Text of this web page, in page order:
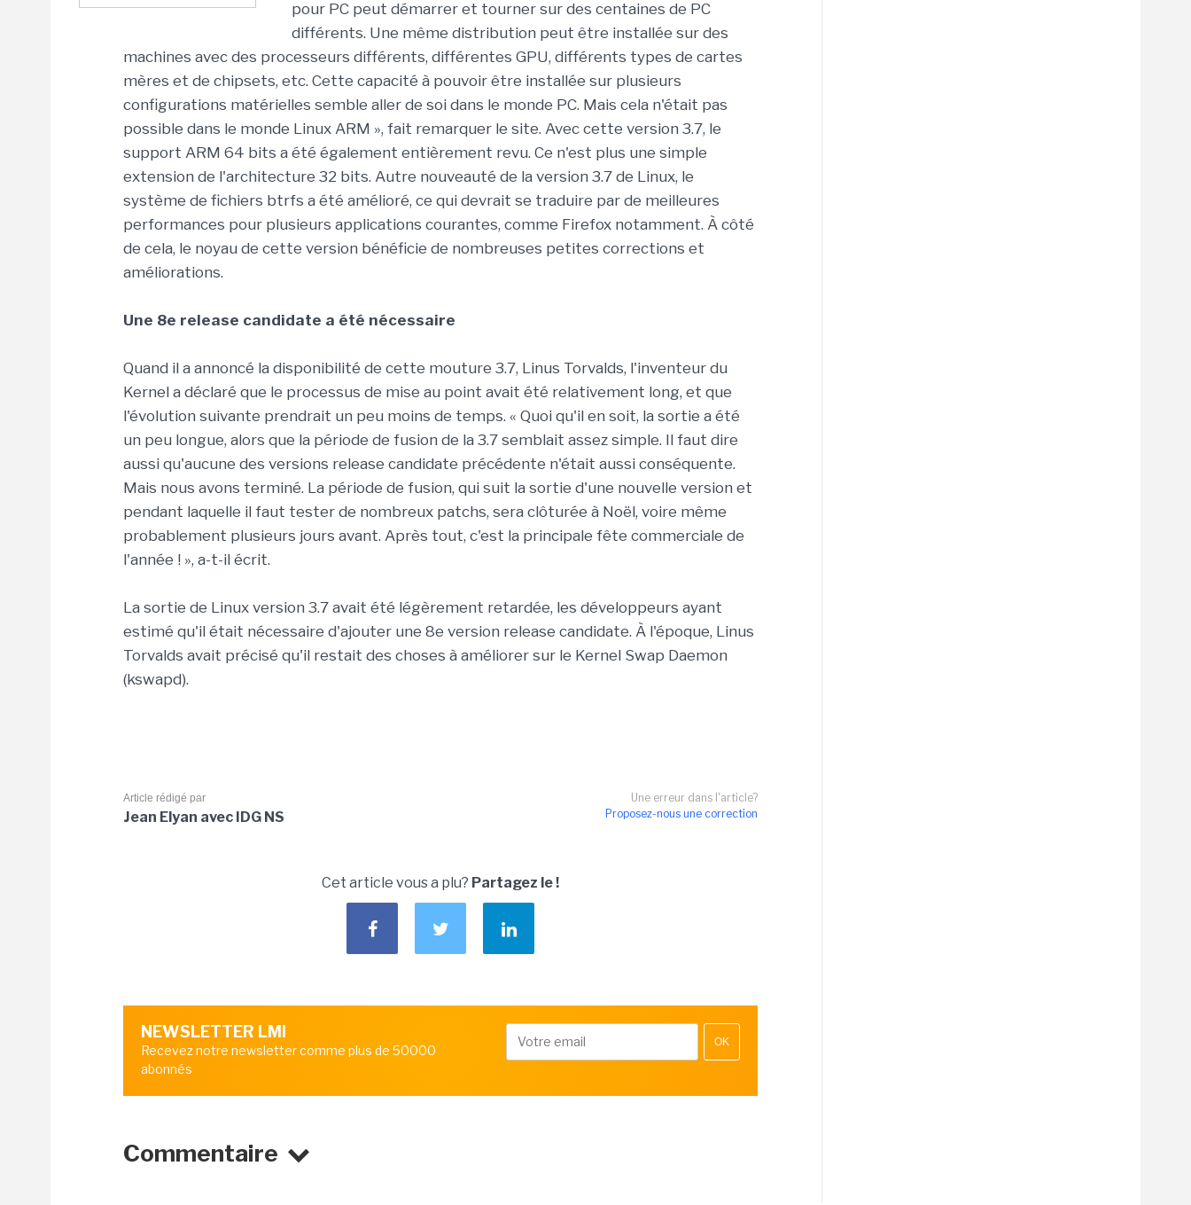
pour PC peut démarrer et tourner sur des centaines de PC
différents. Une même distribution peut être installée sur des
machines avec des processeurs différents, différentes GPU, différents types de cartes
mères et de chipsets, etc. Cette capacité à pouvoir être installée sur plusieurs
configurations matérielles semble aller de soi dans le monde PC. Mais cela n'était pas
possible dans le monde Linux ARM », fait remarquer le site. Avec cette version 3.7, le
support ARM 64 bits a été également entièrement revu. Ce n'est plus une simple
extension de l'architecture 32 bits. Autre nouveauté de la version 3.7 de Linux, le
système de fichiers btrfs a été amélioré, ce qui devrait se traduire par de meilleures
performances pour plusieurs applications courantes, comme Firefox notamment. À côté
de cela, le noyau de cette version bénéficie de nombreuses petites corrections et
améliorations.
Une 8e release candidate a été nécessaire
Quand il a annoncé la disponibilité de cette mouture 3.7, Linus Torvalds, l'inventeur du
Kernel a déclaré que le processus de mise au point avait été relativement long, et que
l'évolution suivante prendrait un peu moins de temps. « Quoi qu'il en soit, la sortie a été
un peu longue, alors que la période de fusion de la 3.7 semblait assez simple. Il faut dire
aussi qu'aucune des versions release candidate précédente n'était aussi conséquente.
Mais nous avons terminé. La période de fusion, qui suit la sortie d'une nouvelle version et
pendant laquelle il faut tester de nombreux patchs, sera clôturée à Noël, voire même
probablement plusieurs jours avant. Après tout, c'est la principale fête commerciale de
l'année ! », a-t-il écrit.
La sortie de Linux version 3.7 avait été légèrement retardée, les développeurs ayant
estimé qu'il était nécessaire d'ajouter une 8e version release candidate. À l'époque, Linus
Torvalds avait précisé qu'il restait des choses à améliorer sur le Kernel Swap Daemon
(kswapd).
Une erreur dans l'article?
Proposez-nous une correction
Article rédigé par
Jean Elyan avec IDG NS
Cet article vous a plu? Partagez le !
NEWSLETTER LMI
Recevez notre newsletter comme plus de 50000
abonnés
OK
Commentaire